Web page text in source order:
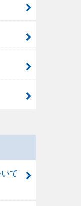
て